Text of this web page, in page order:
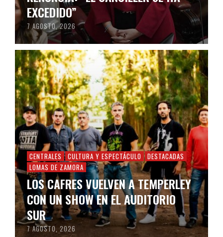
EXCEDIDO”
7 AGOSTO, 2026
CENTRALES CULTURA Y ESPECTÁCULO
DESTACADAS
LOMAS DE ZAMORA
LOS CAFRES VUELVEN A TEMPERLEY
CON UN SHOW EN EL AUDITORIO
SUR
7 AGOSTO, 2026